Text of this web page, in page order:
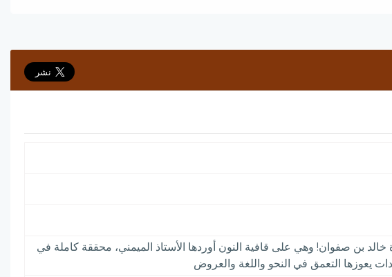
صفوان! وهي على قافية النون أوردها الأستاذ الميمني، محققة كاملة في